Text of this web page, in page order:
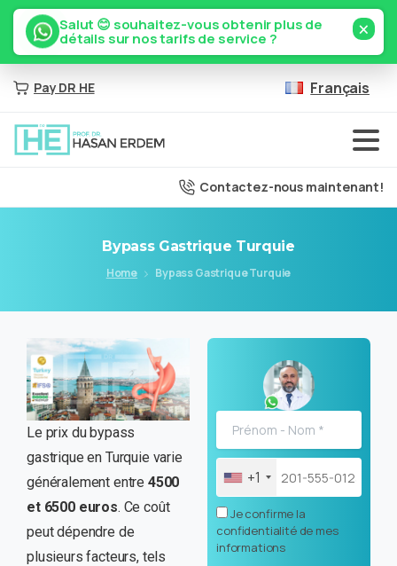
Salut 😊 souhaitez-vous obtenir plus de
détails sur nos tarifs de service ? ×
Pay DR HE Français
Contactez-nous maintenant!
Bypass Gastrique Turquie
Home Bypass Gastrique Turquie
Le prix du bypass
gastrique en Turquie varie
généralement entre 4500
et 6500 euros. Ce coût
peut dépendre de
plusieurs facteurs, tels
+1
Je confirme la
confidentialité de mes
informations